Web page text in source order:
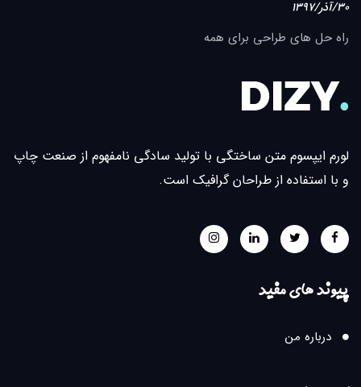
30/آذر/1397
راه حل های طراحی برای همه
لورم ایپسوم متن ساختگی با تولید سادگی نامفهوم از صنعت چاپ
و با استفاده از طراحان گرافیک است.
پیوند های مفید
درباره من